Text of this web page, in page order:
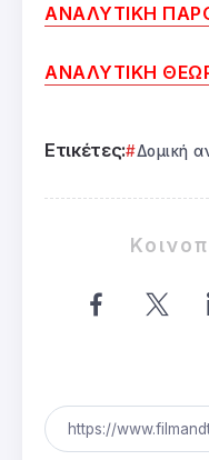
ΑΝΑΛΥΤΙΚΗ
ΑΝΑΛΥΤΙΚΗ
Ετικέτες: Δομική